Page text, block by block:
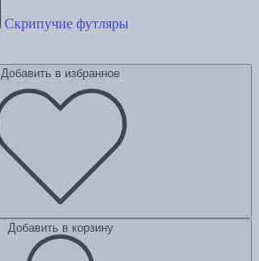
Скрипучие футляры
Добавить в избранное
Добавить в корзину